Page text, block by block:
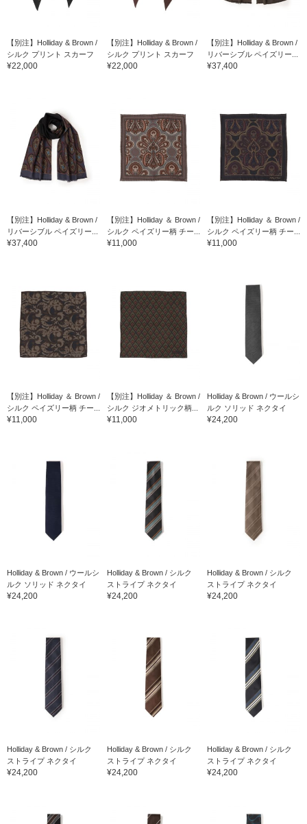
【別注】Holliday & Brown /
シルク プリント スカーフ
¥22,000
【別注】Holliday & Brown /
シルク プリント スカーフ
¥22,000
【別注】Holliday & Brown /
リバーシブル ペイズリー...
¥37,400
【別注】Holliday & Brown /
リバーシブル ペイズリー...
¥37,400
【別注】Holliday ＆ Brown /
シルク ペイズリー柄 チー...
¥11,000
【別注】Holliday ＆ Brown /
シルク ペイズリー柄 チー...
¥11,000
【別注】Holliday ＆ Brown /
シルク ペイズリー柄 チー...
¥11,000
【別注】Holliday ＆ Brown /
シルク ジオメトリック柄...
¥11,000
Holliday & Brown / ウールシ
ルク ソリッド ネクタイ
¥24,200
Holliday & Brown / ウールシ
ルク ソリッド ネクタイ
¥24,200
Holliday & Brown / シルク
ストライプ ネクタイ
¥24,200
Holliday & Brown / シルク
ストライプ ネクタイ
¥24,200
Holliday & Brown / シルク
ストライプ ネクタイ
¥24,200
Holliday & Brown / シルク
ストライプ ネクタイ
¥24,200
Holliday & Brown / シルク
ストライプ ネクタイ
¥24,200